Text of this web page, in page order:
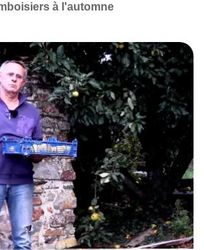
à l'automne